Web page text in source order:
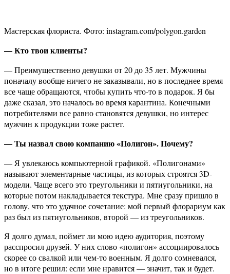
Мастерская флориста. Фото: instagram.com/polygon.garden
— Кто твои клиенты?
— Преимущественно девушки от 20 до 35 лет. Мужчины
поначалу вообще ничего не заказывали, но в последнее время
все чаще обращаются, чтобы купить что-то в подарок. Я бы
даже сказал, это началось во время карантина. Конечными
потребителями все равно становятся девушки, но интерес
мужчин к продукции тоже растет.
— Ты назвал свою компанию «Полигон». Почему?
— Я увлекаюсь компьютерной графикой. «Полигонами»
называют элементарные частицы, из которых строятся 3D-
модели. Чаще всего это треугольники и пятиугольники, на
которые потом накладывается текстура. Мне сразу пришло в
голову, что это удачное сочетание: мой первый флорариум как
раз был из пятиугольников, второй — из треугольников.
Я долго думал, поймет ли мою идею аудитория, поэтому
расспросил друзей. У них слово «полигон» ассоциировалось
скорее со свалкой или чем-то военным. Я долго сомневался,
но в итоге решил: если мне нравится — значит, так и будет.